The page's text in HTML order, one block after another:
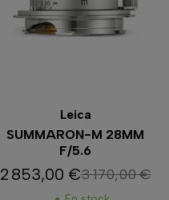
Leica
SUMMARON-M 28MM
F/5.6
Prix
2 853,00 €Prix de base
3 170,00 €